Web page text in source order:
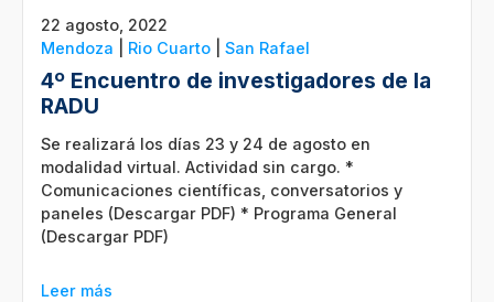
22 agosto, 2022
Mendoza
Rio Cuarto San Rafael
4º Encuentro de investigadores de la
RADU
Se realizará los días 23 y 24 de agosto en
modalidad virtual. Actividad sin cargo. *
Comunicaciones científicas, conversatorios y
paneles (Descargar PDF) * Programa General
(Descargar PDF)
Leer más